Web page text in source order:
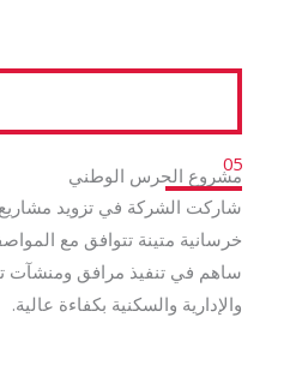
05
مشروع الحرس الوطني
شاركت الشركة في تزويد
خرسانية متينة تتوافق مع
ساهم في تنفيذ مرافق ومنشآت
والإدارية والسكنية بكفاءة عالية.